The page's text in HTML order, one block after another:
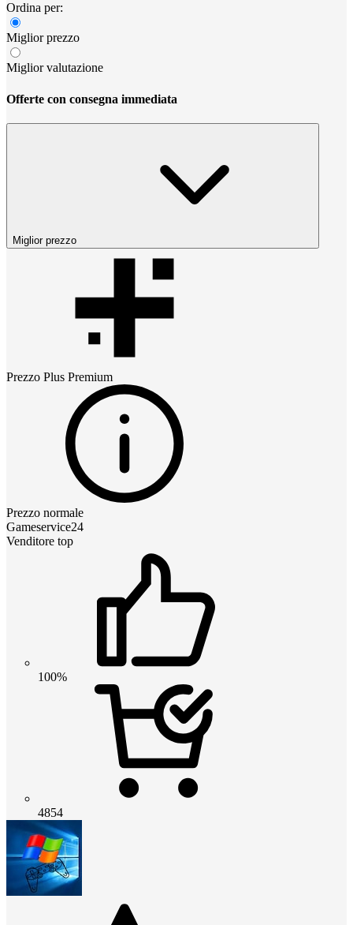
Ordina per:
Miglior prezzo
Miglior valutazione
Offerte con consegna immediata
Miglior prezzo
Prezzo Plus Premium
Prezzo normale
Gameservice24
Venditore top
100%
4854